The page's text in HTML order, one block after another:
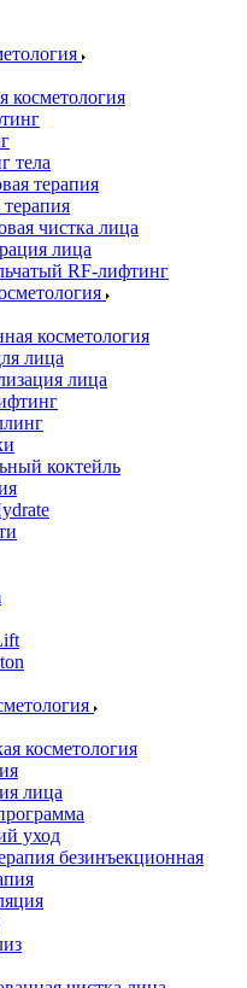
косметология
тела
терапия
чистка лица
лица
RF-лифтинг
косметология
лица
лица
коктейль
косметология
лица
уход
безинъекционная